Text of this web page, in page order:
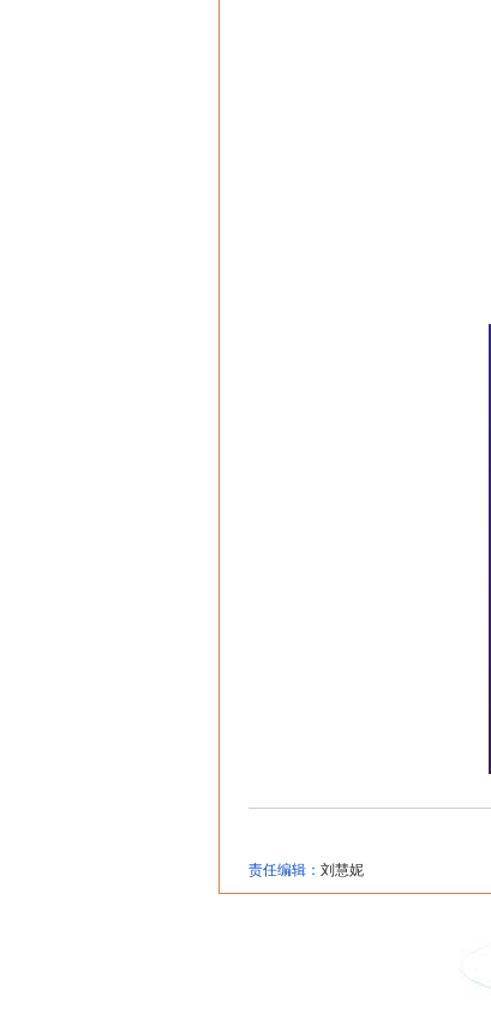
责任编辑： 刘慧妮